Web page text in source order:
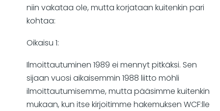
niin vakataa ole, mutta korjataan kuitenkin pari
kohtaa:
Oikaisu 1:
Ilmoittautuminen 1989 ei mennyt pitkäksi. Sen
sijaan vuosi aikaisemmin 1988 liitto möhli
ilmoittautumisemme, mutta pääsimme kuitenkin
mukaan, kun itse kirjoitimme hakemuksen WCF:lle